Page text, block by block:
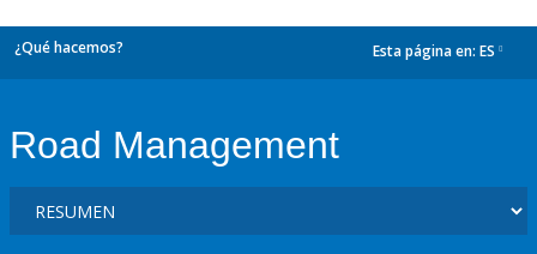
¿Qué hacemos? Esta página en: ES
Road Management